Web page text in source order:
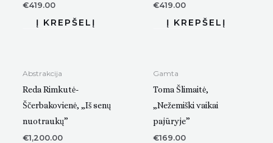
€419.00 €419.00
Abstrakcija
Reda Rimkutė-
Ščerbakovienė, „Iš senų
nuotraukų”
€1,200.00
Gamta
Toma Šlimaitė,
„Nežemiški vaikai
pajūryje”
€169.00